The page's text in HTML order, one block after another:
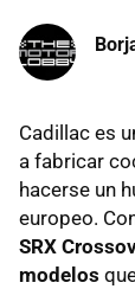
Cadillac es
a fabricar
hacerse un
europeo.
SRX
modelos